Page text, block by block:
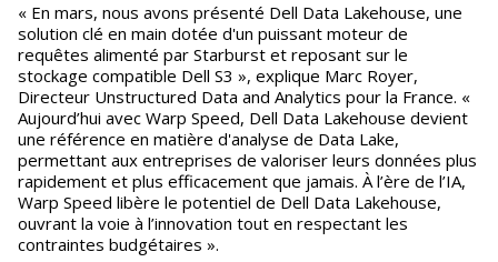
« En mars, nous avons présenté Dell Data Lakehouse, une
solution clé en main dotée d'un puissant moteur de
requêtes alimenté par Starburst et reposant sur le
stockage compatible Dell S3 », explique Marc Royer,
Directeur Unstructured Data and Analytics pour la France. «
Aujourd’hui avec Warp Speed, Dell Data Lakehouse devient
une référence en matière d'analyse de Data Lake,
permettant aux entreprises de valoriser leurs données plus
rapidement et plus efficacement que jamais. À l’ère de l’IA,
Warp Speed libère le potentiel de Dell Data Lakehouse,
ouvrant la voie à l’innovation tout en respectant les
contraintes budgétaires ».